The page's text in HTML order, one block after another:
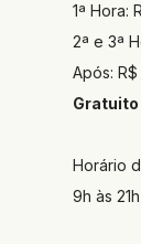
1ª Hora:
2ª e 3ª
Após:
Horário
9h às